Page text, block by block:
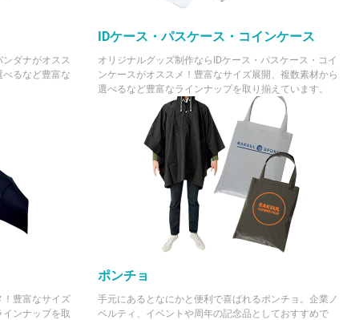
¥477,840
(税抜 ¥434,400)
ダナがオスス
べるなど豊富な
IDケース・パスケース・コインケース
オリジナルグッズ制作ならIDケース・パスケース・コイ
ンケースがオススメ！豊富なサイズ展開、複数素材から
選べるなど豊富なラインナップを取り揃えています。
！豊富なサイズ
ンナップを取
ポンチョ
手元にあるとなにかと便利で喜ばれるポンチョ。企業ノ
ベルティ、イベントや周年の記念品としておすすめで